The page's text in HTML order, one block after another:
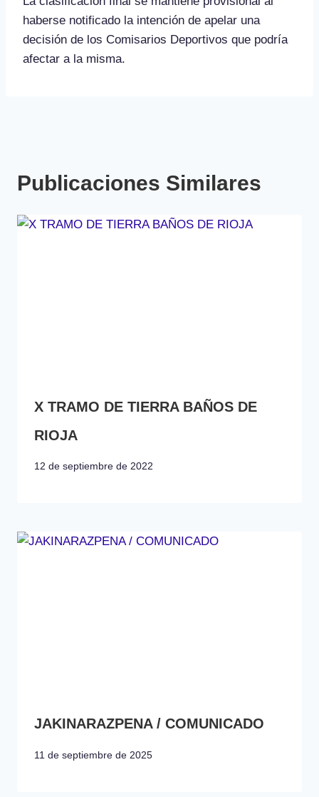
haberse notificado la intención de apelar una
decisión de los Comisarios Deportivos que podría
afectar a la misma.
Publicaciones Similares
X TRAMO DE TIERRA BAÑOS DE
RIOJA
12 de septiembre de 2022
JAKINARAZPENA / COMUNICADO
11 de septiembre de 2025